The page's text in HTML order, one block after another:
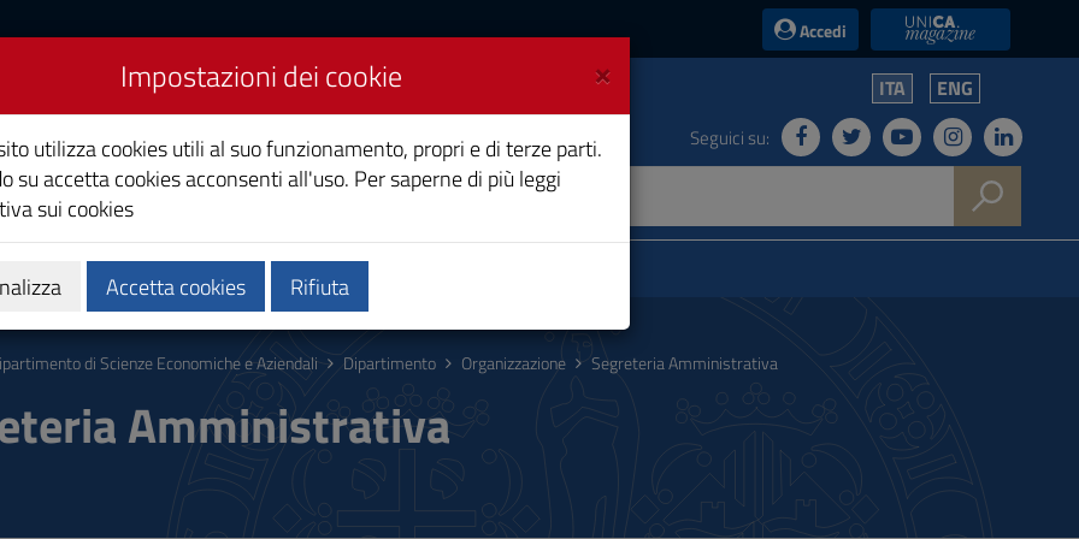
Accedi UniCA News
economiche ed
ITA ENG
Seguici su:
Servizi Persone
di Scienze Economiche e Aziendali Dipartimento Organizzazione Segreteria Amministrativa
Amministrativa
×
Impostazioni dei cookie
utilizza cookies utili al suo funzionamento, propri e di terze parti.
su accetta cookies acconsenti all'uso. Per saperne di più leggi
sui cookies
Accetta cookies Rifiuta